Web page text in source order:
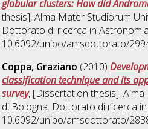
globular clusters: How did
thesis], Alma Mater Studiorum
Dottorato di ricerca inAstronomia
10.6092/unibo/amsdottorato/
Coppa, Graziano (2010)
classification technique and its
survey, [Dissertation thesis],
di Bologna. Dottorato di ricerca
10.6092/unibo/amsdottorato/